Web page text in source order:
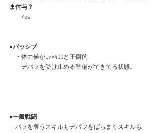
ま付与？
Yes
●パッシブ
・体力値がLv×400と圧倒的
デバフを受け止める準備ができてる状態。
●一般戦闘
バフを奪うスキルもデバフをばらまくスキルも